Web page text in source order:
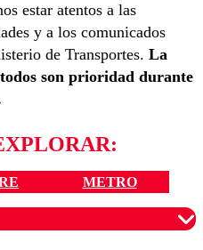
estar atentos a las
y a los comunicados
de Transportes. La
son prioridad durante
METRO